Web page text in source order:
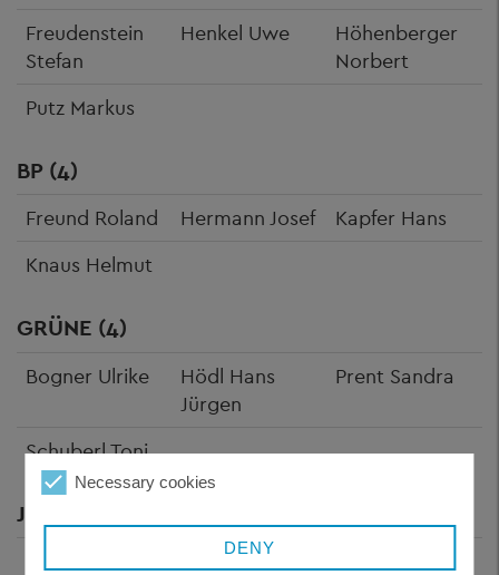
Freudenstein
Stefan
Henkel Uwe
Höhenberger
Norbert
Putz Markus
BP (4)
Freund Roland Hermann Josef
Kapfer Hans
Knaus Helmut
GRÜNE (4)
Bogner Ulrike
Hödl Hans
Jürgen
Prent Sandra
Schuberl Toni
JWU (4)
Poschinger
Necessary cookies
DENY